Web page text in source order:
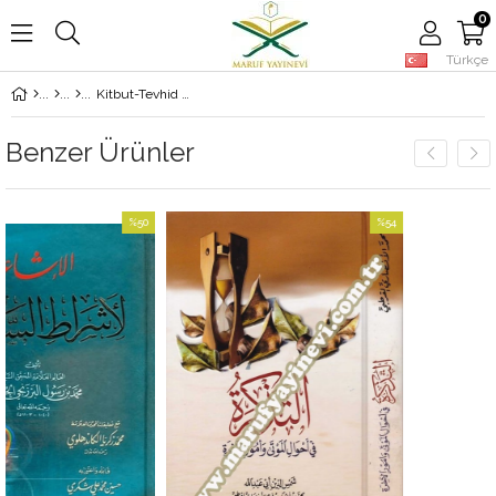
Türkçe
0
Kitbut-Tevhid Ellezi Huve Hakkullh All-İbd Ve Yelihil-Uslus-Selefe Ve Edilletuh - El-Kavidil-Erbaa Şurtus-Salt Ve Vcibtuh Ve Erknuh - كتاب التوحيد الذي هو حق الله على العبيد ويليه الأصول الثلاثة وأدلتها - القواعد الأربعة شروط الصلاة وواجباتها وأركانها
Benzer Ürünler
%50
%50İndirim